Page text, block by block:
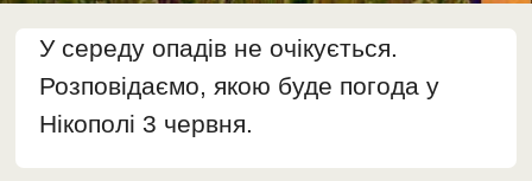
У середу опадів не очікується.
Розповідаємо, якою буде погода у
Нікополі 3 червня.